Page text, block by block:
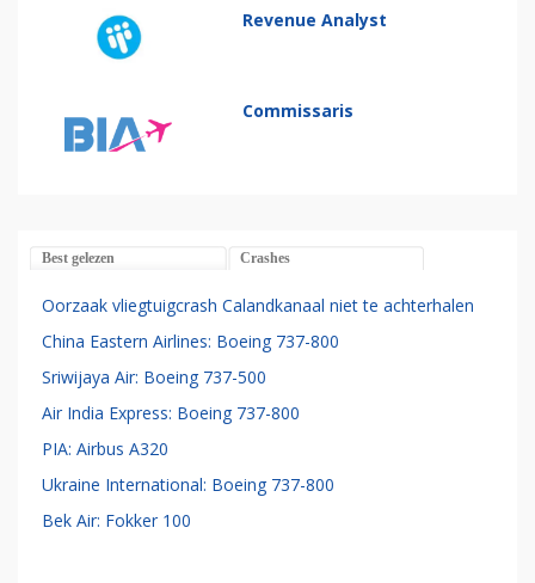
Revenue Analyst
Commissaris
Best gelezen Crashes
Oorzaak vliegtuigcrash Calandkanaal niet te achterhalen
China Eastern Airlines: Boeing 737-800
Sriwijaya Air: Boeing 737-500
Air India Express: Boeing 737-800
PIA: Airbus A320
Ukraine International: Boeing 737-800
Bek Air: Fokker 100